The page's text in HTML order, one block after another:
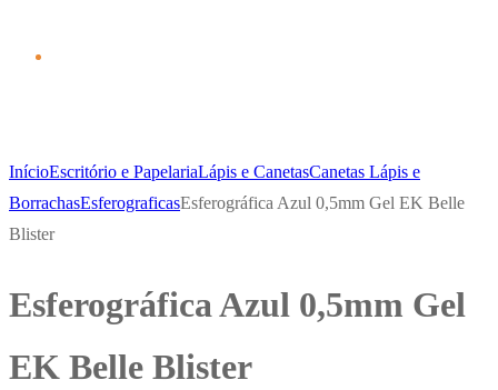
InícioEscritório e PapelariaLápis e CanetasCanetas Lápis e
BorrachasEsferograficasEsferográfica Azul 0,5mm Gel EK Belle
Blister
Esferográfica Azul 0,5mm Gel
EK Belle Blister